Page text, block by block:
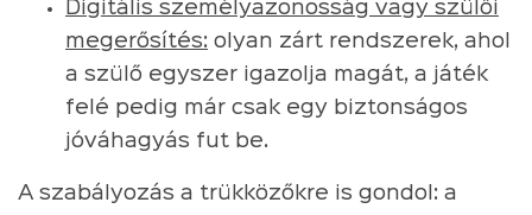
Digitális személyazonosság vagy szülői
megerősítés: olyan zárt rendszerek, ahol
a szülő egyszer igazolja magát, a játék
felé pedig már csak egy biztonságos
jóváhagyás fut be.
A szabályozás a trükközőkre is gondol: a